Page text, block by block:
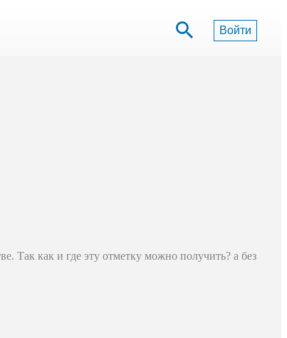
Войти
Так как и где эту отметку можно получить? а без